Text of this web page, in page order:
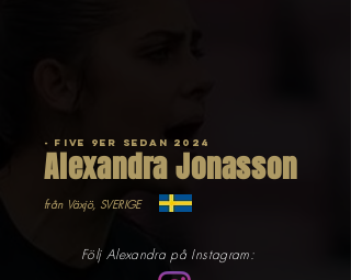
- Five 9er sedan 2024
Alexandra Jonasson
från Växjö, SVERIGE
Följ Alexandra på Instagram: